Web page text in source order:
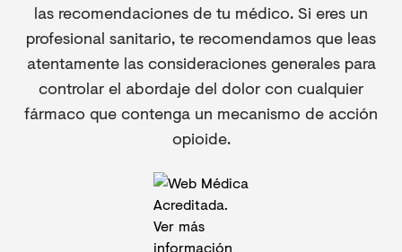
las recomendaciones de tu médico. Si eres un
profesional sanitario, te recomendamos que leas
atentamente las consideraciones generales para
controlar el abordaje del dolor con cualquier
fármaco que contenga un mecanismo de acción
opioide.